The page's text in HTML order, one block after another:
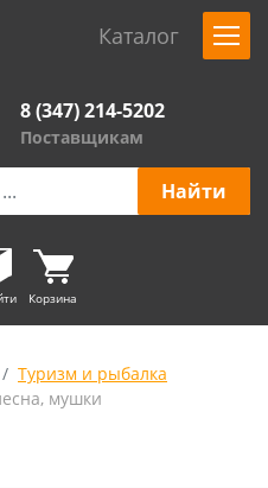
Каталог
8 (347) 214-5202
Поставщикам
Корзина
Туризм и рыбалка
мушки